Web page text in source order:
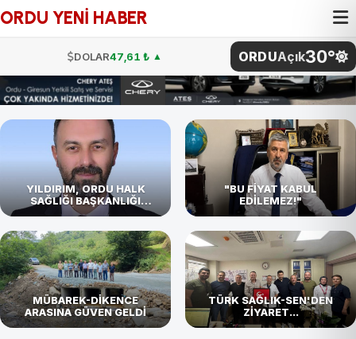
ORDU YENİ HABER
DOLAR47,61 ₺ ▲
EURO54,87 ₺ ▼
STERLİN64,12 ₺ ▼
G.ALTIN4.811,27 ₺
BTC4.786.096,00 ₺
BİST101.729,00
DOLAR47,61 ₺ ▲
ORDUAçık30°
YILDIRIM, ORDU HALK
SAĞLIĞI BAŞKANLIĞI
GÖREVİNE BAŞLADI
"BU FİYAT KABUL
EDİLEMEZ!"
MÜBAREK-DİKENCE
ARASINA GÜVEN GELDİ
TÜRK SAĞLIK-SEN'DEN
ZİYARET...